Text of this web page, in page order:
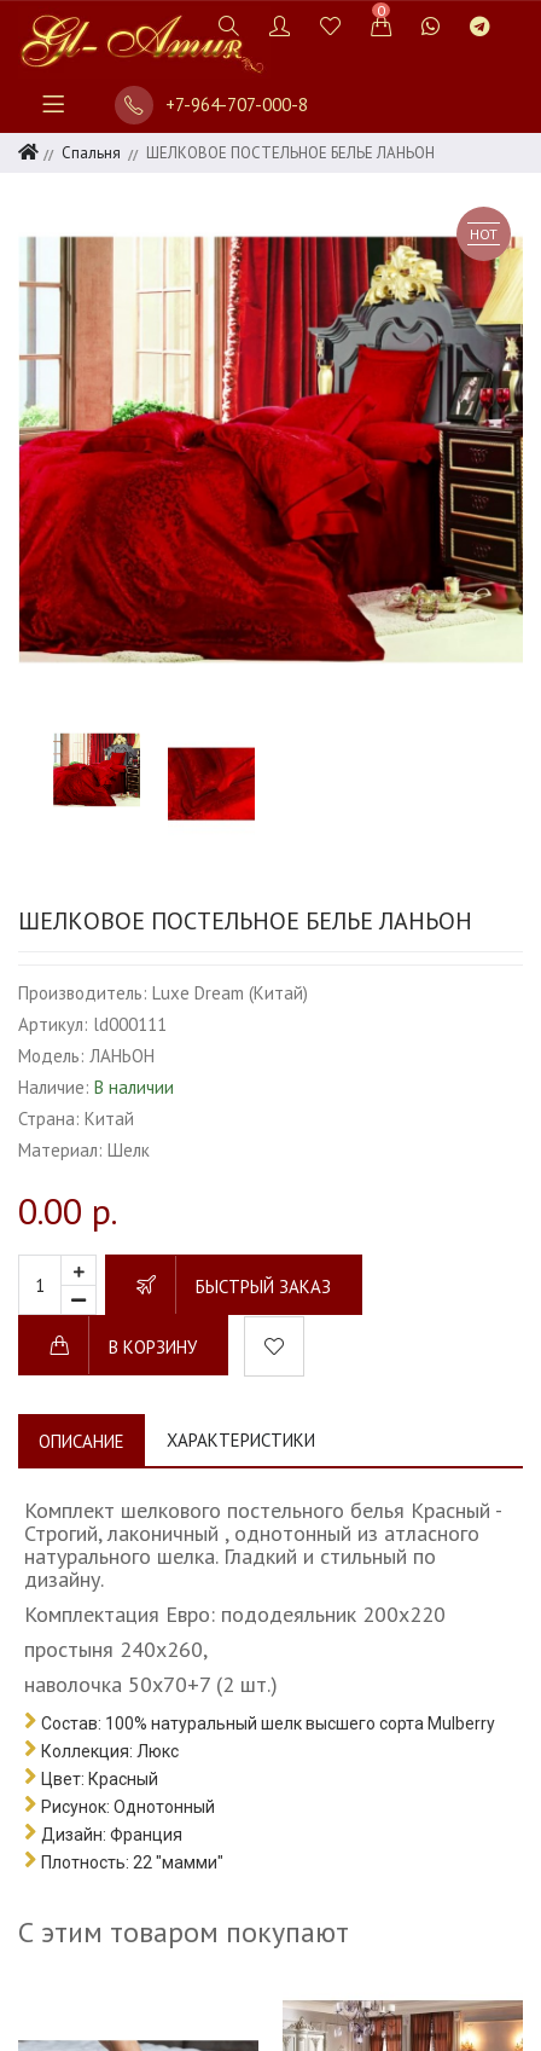
0
+7-964-707-000-8
Спальня ШЕЛКОВОЕ ПОСТЕЛЬНОЕ БЕЛЬЕ ЛАНЬОН
HOT
ШЕЛКОВОЕ ПОСТЕЛЬНОЕ БЕЛЬЕ ЛАНЬОН
Производитель: Luxe Dream (Китай)
Артикул: ld000111
Модель: ЛАНЬОН
Наличие: В наличии
Страна: Китай
Материал: Шелк
0.00 р.
БЫСТРЫЙ ЗАКАЗ
В КОРЗИНУ
ОПИСАНИЕ ХАРАКТЕРИСТИКИ
Комплект шелкового постельного белья Красный -
Строгий, лаконичный , однотонный из атласного
натурального шелка. Гладкий и стильный по
дизайну.
Комплектация Евро: пододеяльник 200х220
простыня 240х260,
наволочка 50х70+7 (2 шт.)
Состав: 100% натуральный шелк высшего сорта Mulberry
Коллекция: Люкс
Цвет: Красный
Рисунок: Однотонный
Дизайн: Франция
Плотность: 22 "мамми"
С этим товаром покупают